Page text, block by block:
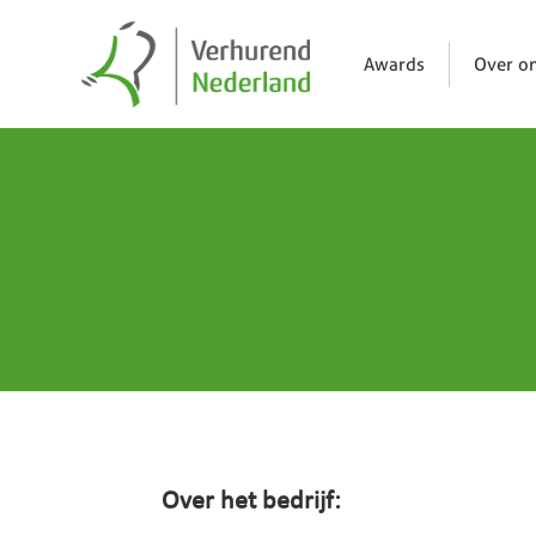
Awards Over
Over het bedrijf: